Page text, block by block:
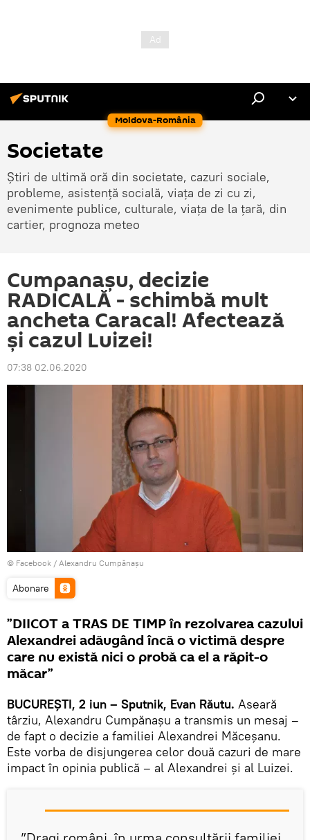
Moldova-România
Societate
Știri de ultimă oră din societate, cazuri sociale,
probleme, asistență socială, viața de zi cu zi,
evenimente publice, culturale, viața de la țară, din
cartier, prognoza meteo
Cumpanașu, decizie
RADICALĂ - schimbă mult
ancheta Caracal! Afectează
și cazul Luizei!
07:38 02.06.2020
© Facebook / Alexandru Cumpănașu
Abonare
”DIICOT a TRAS DE TIMP în rezolvarea cazului
Alexandrei adăugând încă o victimă despre
care nu există nici o probă ca el a răpit-o
măcar”
BUCUREȘTI, 2 iun – Sputnik, Evan Răutu. Aseară
târziu, Alexandru Cumpănașu a transmis un mesaj –
de fapt o decizie a familiei Alexandrei Măceșanu.
Este vorba de disjungerea celor două cazuri de mare
impact în opinia publică – al Alexandrei și al Luizei.